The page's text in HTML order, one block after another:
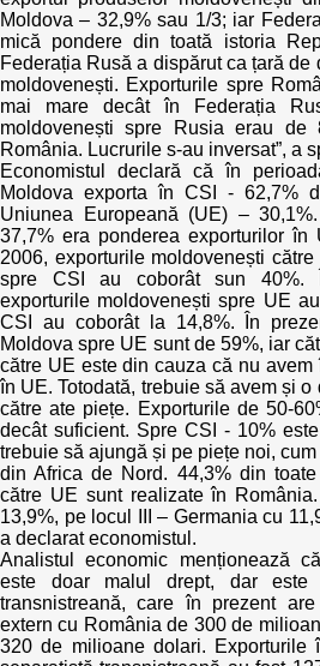
Moldova – 32,9% sau 1/3; iar
mică pondere din toată istoria
Federația Rusă a dispărut ca țară de
moldovenești. Exporturile spre
mai mare decât în Federația
moldovenești spre Rusia erau
România. Lucrurile s-au inversat”, a
Economistul declară că în
Moldova exporta în CSI - 62,7%
Uniunea Europeană (UE) –
37,7% era ponderea exporturilor
2006, exporturile moldovenești
spre CSI au coborât sun 40%.
exporturile moldovenești spre UE
CSI au coborât la 14,8%. În
Moldova spre UE sunt de 59%, iar
către UE este din cauza că nu
în UE. Totodată, trebuie să avem și
către ate piețe. Exporturile de 50-
decât suficient. Spre CSI - 10%
trebuie să ajungă și pe piețe noi,
din Africa de Nord. 44,3% din
către UE sunt realizate în
13,9%, pe locul III – Germania cu
a declarat economistul.
Analistul economic menționează
este doar malul drept, dar este
transnistreană, care în prezent
extern cu România de 300 de
320 de milioane dolari. Exporturile